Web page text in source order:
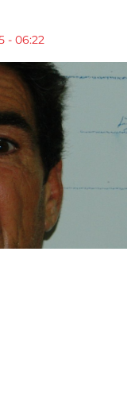
- 06:22